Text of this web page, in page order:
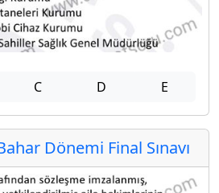
C D E
Dönemi Final Sınavı